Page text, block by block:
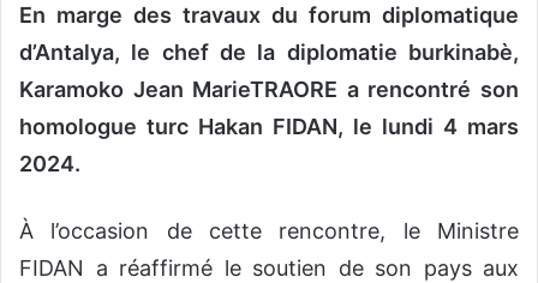
En marge des travaux du forum diplomatique
d’Antalya, le chef de la diplomatie burkinabè,
Karamoko Jean MarieTRAORE a rencontré son
homologue turc Hakan FIDAN, le lundi 4 mars
2024.
À l’occasion de cette rencontre, le Ministre
FIDAN a réaffirmé le soutien de son pays aux